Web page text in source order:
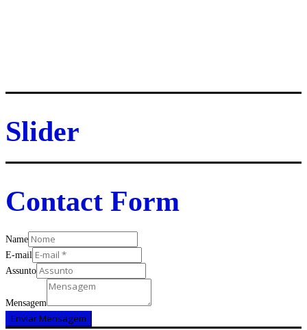
Slider
Contact Form
Name
E-mail
Assunto
Mensagem
Enviar Mensagem